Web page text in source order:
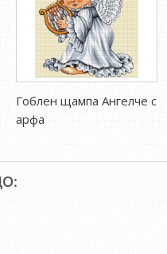
Гоблен щампа Ангелче с
арфа